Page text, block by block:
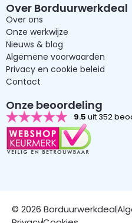
Over Borduurwerkdeal
Over ons
Onze werkwijze
Nieuws & blog
Algemene voorwaarden
Privacy en cookie beleid
Contact
Onze beoordeling
9.5 uit 352
© 2026 Borduurwerkdeal